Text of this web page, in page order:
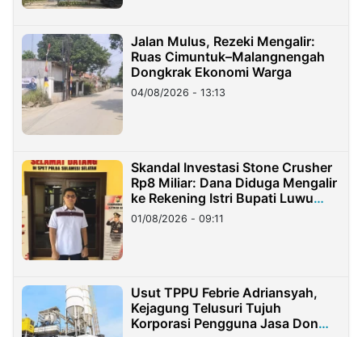
Jalan Mulus, Rezeki Mengalir:
Ruas Cimuntuk–Malangnengah
Dongkrak Ekonomi Warga
04/08/2026 - 13:13
Skandal Investasi Stone Crusher
Rp8 Miliar: Dana Diduga Mengalir
ke Rekening Istri Bupati Luwu
Timur
01/08/2026 - 09:11
Usut TPPU Febrie Adriansyah,
Kejagung Telusuri Tujuh
Korporasi Pengguna Jasa Don